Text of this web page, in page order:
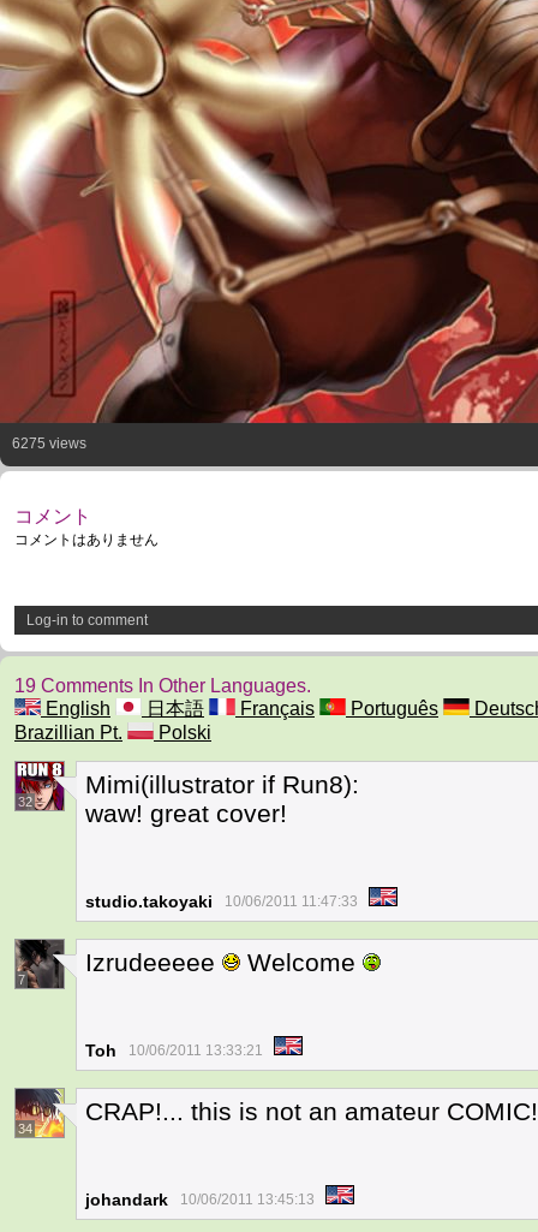
6275 views
コメント
コメントはありません
Log-in to comment
19 Comments In Other Languages.
English
日本語 Français Português
Brazillian Pt.
Polski
32
Mimi(illustrator if Run8):
waw! great cover!
studio.takoyaki 10/06/2011 11:47:33
7
Izrudeeeee Welcome
Toh 10/06/2011 13:33:21
34
CRAP!... this is not an amateur
johandark 10/06/2011 13:45:13